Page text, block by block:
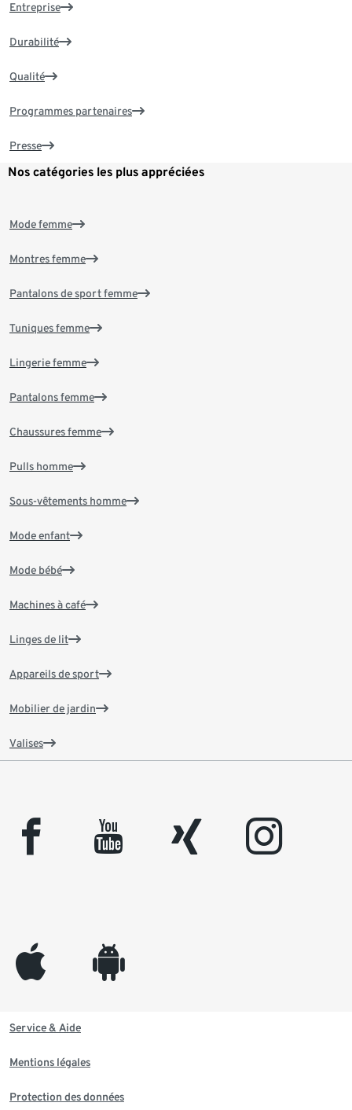
Entreprise
Durabilité
Qualité
Programmes partenaires
Presse
Nos catégories les plus appréciées
Mode femme
Montres femme
Pantalons de sport femme
Tuniques femme
Lingerie femme
Pantalons femme
Chaussures femme
Pulls homme
Sous-vêtements homme
Mode enfant
Mode bébé
Machines à café
Linges de lit
Appareils de sport
Mobilier de jardin
Valises
facebook youtube xing instagram
appleinc android
Service & Aide
Mentions légales
Protection des données